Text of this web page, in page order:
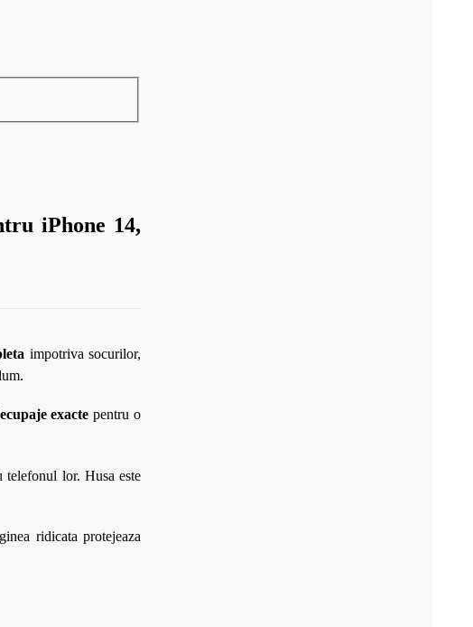
iPhone 14,
impotriva socurilor,
exacte pentru o
lor. Husa este
ridicata protejeaza